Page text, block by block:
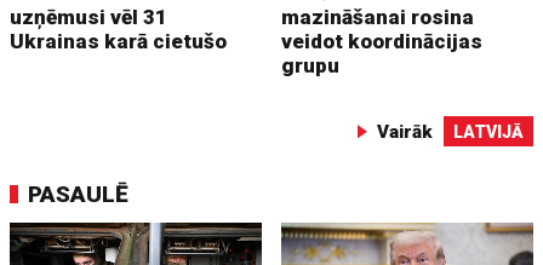
uzņēmusi vēl 31
Ukrainas karā cietušo
mazināšanai rosina
veidot koordinācijas
grupu
Vairāk LATVIJĀ
PASAULĒ